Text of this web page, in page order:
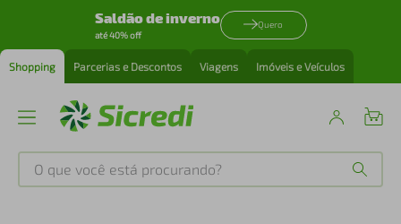
Saldão de inverno
até 40% off
Quero
Shopping Parcerias e Descontos Viagens Imóveis e Veículos
O que você está procurando?